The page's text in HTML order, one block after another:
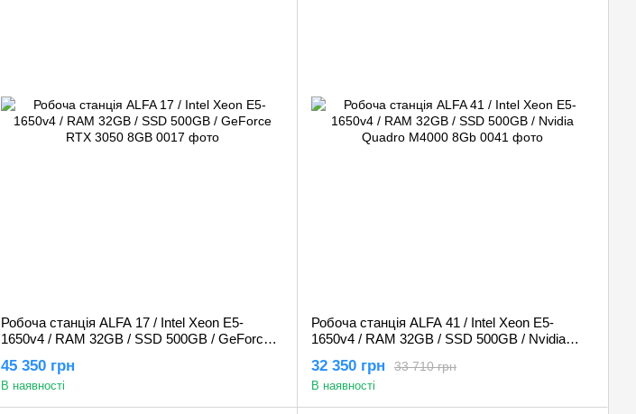
Робоча станція ALFA 17 / Intel Xeon E5-
1650v4 / RAM 32GB / SSD 500GB / GeForce
45 350 грн
В наявності
Робоча станція ALFA 41 / Intel Xeon E5-
1650v4 / RAM 32GB / SSD 500GB / Nvidia
33 710 грн
32 350 грн
В наявності